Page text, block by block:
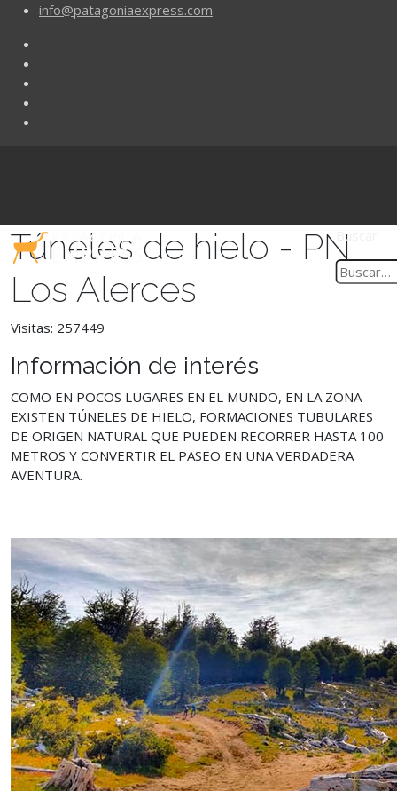
info@patagoniaexpress.com
Buscar
Túneles de hielo - PN
Los Alerces
Visitas: 257449
Información de interés
COMO EN POCOS LUGARES EN EL MUNDO, EN LA ZONA
EXISTEN TÚNELES DE HIELO, FORMACIONES TUBULARES
DE ORIGEN NATURAL QUE PUEDEN RECORRER HASTA 100
METROS Y CONVERTIR EL PASEO EN UNA VERDADERA
AVENTURA.